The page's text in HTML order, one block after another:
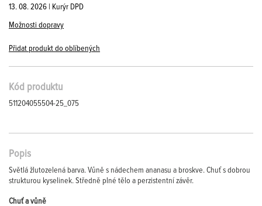
13. 08. 2026 | Kurýr DPD
Možnosti dopravy
Přidat produkt do oblíbených
Kód produktu
511204055504-25_075
Popis
Světlá žlutozelená barva. Vůně s nádechem ananasu a broskve. Chuť s dobrou
strukturou kyselinek. Středně plné tělo a perzistentní závěr.
Chuť a vůně